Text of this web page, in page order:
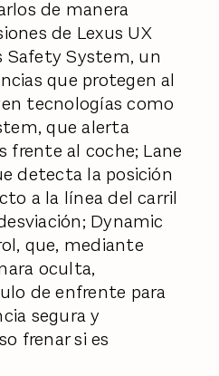
de manera
de Lexus UX
Safety System, un
que protegen al
tecnologías como
que alerta
frente al coche; Lane
detecta la posición
a la línea del carril
Dynamic
que, mediante
oculta,
de enfrente para
segura y
frenar si es